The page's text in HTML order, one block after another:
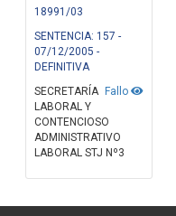
18991/03
SENTENCIA: 157 -
07/12/2005 -
DEFINITIVA
Fallo
SECRETARÍA
LABORAL Y
CONTENCIOSO
ADMINISTRATIVO
LABORAL STJ Nº3